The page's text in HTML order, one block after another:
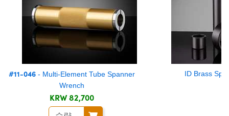
#11-046- Multi-Element Tube Spanner
Wrench
KRW 82,700
ID Brass